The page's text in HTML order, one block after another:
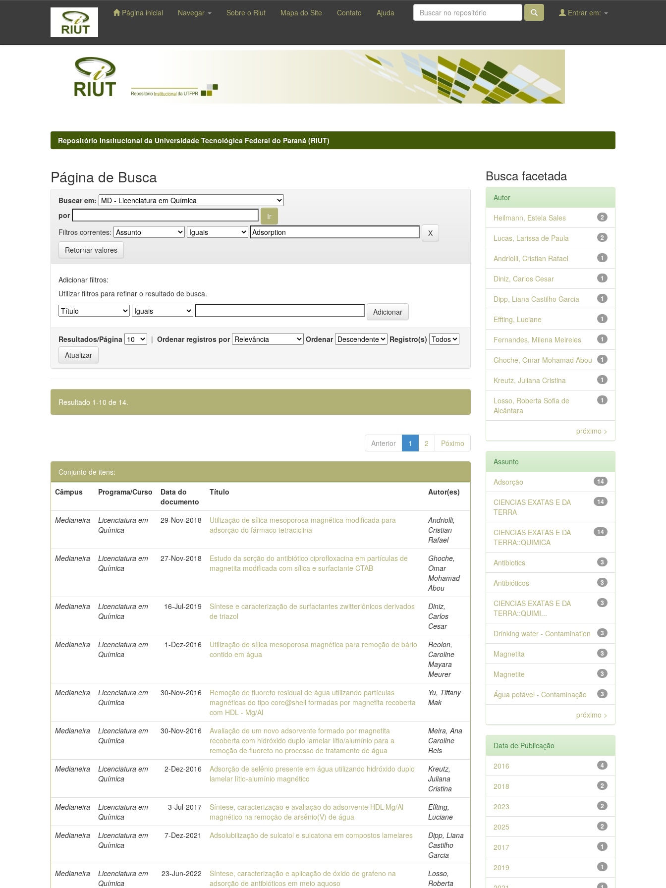
navigation
Página inicial Navegar Sobre o Riut Mapa do Site Contato Ajuda Entrar em:
Repositório Institucional da Universidade Tecnológica Federal do Paraná (RIUT)
Página de Busca
Buscar em:
por
Filtros correntes:
Retornar valores
Adicionar filtros:
Utilizar filtros para refinar o resultado de busca.
Resultados/Página | Ordenar registros por Ordenar Registro(s)
Resultado 1-10 de 14.
Anterior 1 2 Póximo
Conjunto de itens:
Câmpus
Programa/Curso
Data do
documento
Título Autor(es)
Medianeira
Licenciatura em
Química
29-Nov-2018
Utilização de sílica mesoporosa magnética modificada para
adsorção do fármaco tetraciclina
Andriolli,
Cristian
Rafael
Medianeira
Licenciatura em
Química
27-Nov-2018
Estudo da sorção do antibiótico ciprofloxacina em partículas de
magnetita modificada com sílica e surfactante CTAB
Ghoche,
Omar
Mohamad
Abou
Medianeira
Licenciatura em
Química
16-Jul-2019
Síntese e caracterização de surfactantes zwitteriônicos derivados
de triazol
Diniz,
Carlos
Cesar
Medianeira
Licenciatura em
Química
1-Dez-2016
Utilização de sílica mesoporosa magnética para remoção de bário
contido em água
Reolon,
Caroline
Mayara
Meurer
Medianeira
Licenciatura em
Química
30-Nov-2016
Remoção de fluoreto residual de água utilizando partículas
magnéticas do tipo core@shell formadas por magnetita recoberta
com HDL - Mg/Al
Yu, Tiffany
Mak
Medianeira
Licenciatura em
Química
30-Nov-2016
Avaliação de um novo adsorvente formado por magnetita
recoberta com hidróxido duplo lamelar lítio/alumínio para a
remoção de fluoreto no processo de tratamento de água
Meira, Ana
Caroline
Reis
Medianeira
Licenciatura em
Química
2-Dez-2016
Adsorção de selênio presente em água utilizando hidróxido duplo
lamelar lítio-alumínio magnético
Kreutz,
Juliana
Cristina
Medianeira
Licenciatura em
Química
3-Jul-2017
Síntese, caracterização e avaliação do adsorvente HDL-Mg/Al
magnético na remoção de arsênio(V) de água
Effting,
Luciane
Medianeira
Licenciatura em
Química
7-Dez-2021 Adsolubilização de sulcatol e sulcatona em compostos lamelares
Dipp, Liana
Castilho
Garcia
Medianeira
Licenciatura em
Química
23-Jun-2022
Síntese, caracterização e aplicação de óxido de grafeno na
adsorção de antibióticos em meio aquoso
Losso,
Roberta
Busca facetada
Autor
2
Heilmann, Estela Sales
2
Lucas, Larissa de Paula
1
Andriolli, Cristian Rafael
1
Diniz, Carlos Cesar
1
Dipp, Liana Castilho Garcia
1
Effting, Luciane
1
Fernandes, Milena Meireles
1
Ghoche, Omar Mohamad Abou
1
Kreutz, Juliana Cristina
1
Losso, Roberta Sofia de
Alcântara
próximo >
Assunto
14
Adsorção
14
CIENCIAS EXATAS E DA
TERRA
14
CIENCIAS EXATAS E DA
TERRA::QUIMICA
3
Antibiotics
3
Antibióticos
3
CIENCIAS EXATAS E DA
TERRA::QUIMI...
3
Drinking water - Contamination
3
Magnetita
3
Magnetite
3
Água potável - Contaminação
próximo >
Data de Publicação
4
2016
2
2018
2
2023
2
2025
1
2017
1
2019